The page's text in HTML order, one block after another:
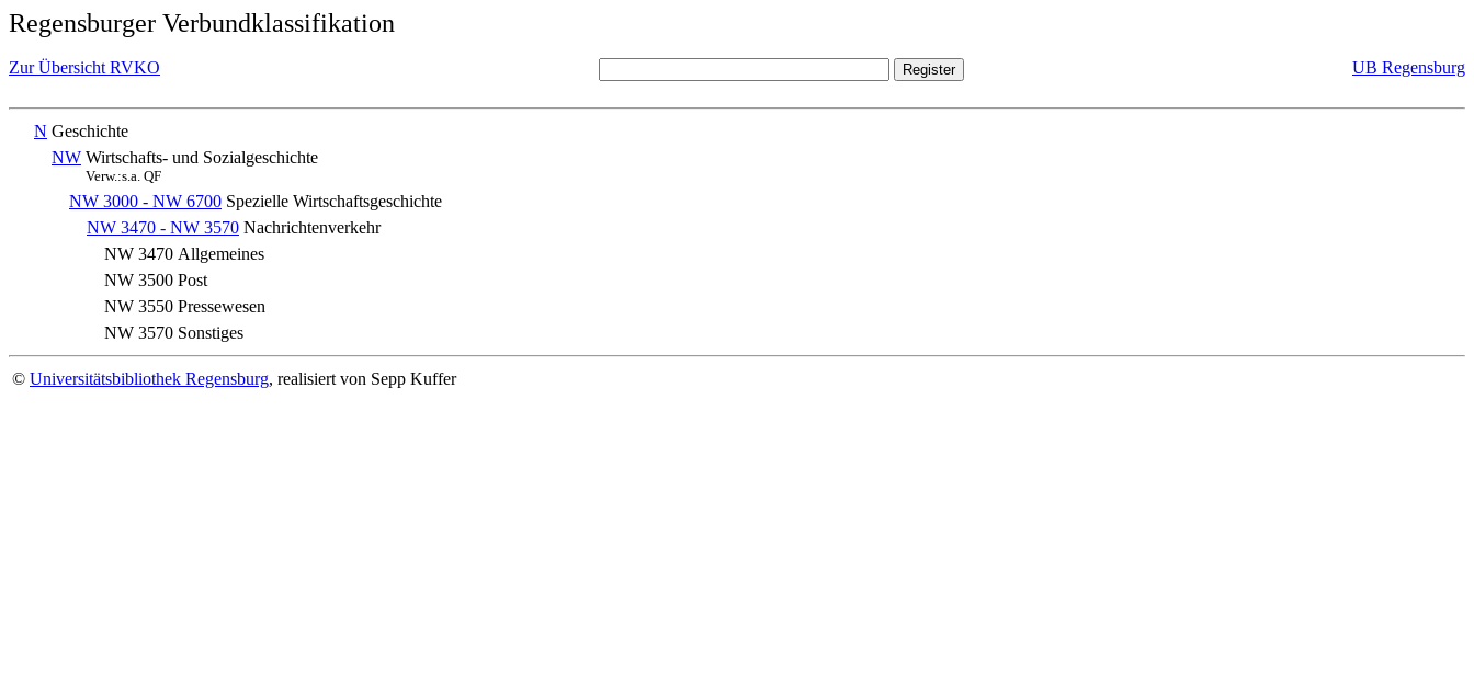
Regensburger Verbundklassifikation
Zur Übersicht RVKO UB Regensburg
N Geschichte
NW Wirtschafts- und Sozialgeschichte
Verw.:s.a. QF
NW 3000 - NW 6700 Spezielle Wirtschaftsgeschichte
NW 3470 - NW 3570 Nachrichtenverkehr
NW 3470 Allgemeines
NW 3500 Post
NW 3550 Pressewesen
NW 3570 Sonstiges
© Universitätsbibliothek Regensburg, realisiert von Sepp Kuffer